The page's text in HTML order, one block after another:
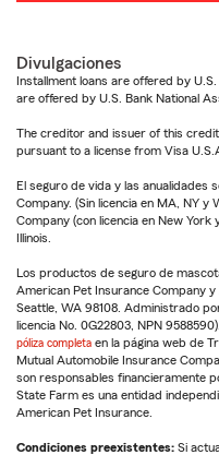
Divulgaciones
Installment loans are offered by
are offered by U.S. Bank National
The creditor and issuer of this
pursuant to a license from Visa
El seguro de vida y las anualidades
Company. (Sin licencia en MA, NY
Company (con licencia en New York
Illinois.
Los productos de seguro de
American Pet Insurance Company
Seattle, WA 98108. Administrado
licencia No. 0G22803, NPN
póliza completa en la página web de
Mutual Automobile Insurance
son responsables financieramente
State Farm es una entidad
American Pet Insurance.
Condiciones preexistentes: Si